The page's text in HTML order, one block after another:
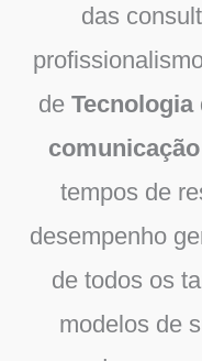
das
de Tecnologia
tempos de
desempenho
de todos os
modelos de